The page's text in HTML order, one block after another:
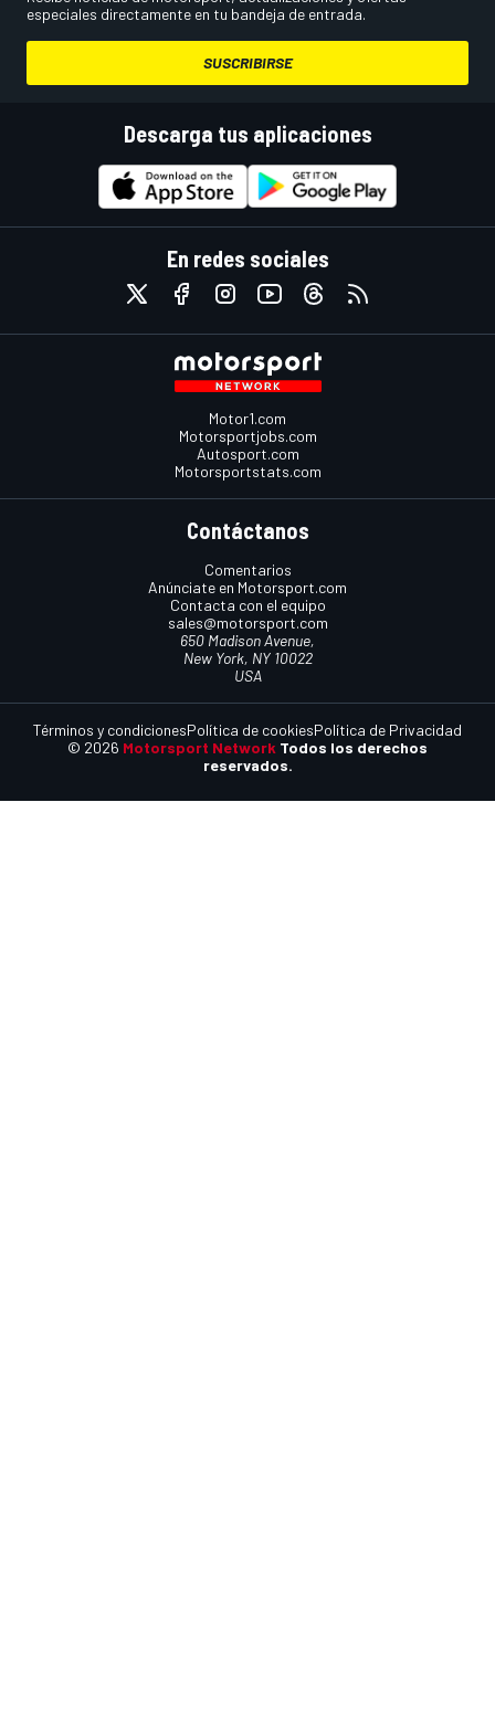
especiales directamente en tu bandeja de entrada.
SUSCRIBIRSE
Descarga tus aplicaciones
En redes sociales
Motor1.com
Motorsportjobs.com
Autosport.com
Motorsportstats.com
Contáctanos
Comentarios
Anúnciate en Motorsport.com
Contacta con el equipo
sales@motorsport.com
650 Madison Avenue,
New York, NY 10022
USA
© 2026 Motorsport Network Todos los derechos
reservados.
Términos y condicionesPolítica de cookiesPolítica de Privacidad